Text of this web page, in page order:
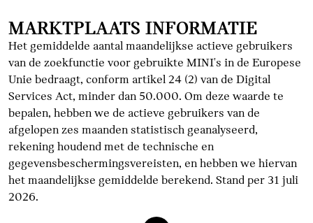
MARKTPLAATS INFORMATIE
Het gemiddelde aantal maandelijkse actieve gebruikers
van de zoekfunctie voor gebruikte MINI's in de Europese
Unie bedraagt, conform artikel 24 (2) van de Digital
Services Act, minder dan 50.000. Om deze waarde te
bepalen, hebben we de actieve gebruikers van de
afgelopen zes maanden statistisch geanalyseerd,
rekening houdend met de technische en
gegevensbeschermingsvereisten, en hebben we hiervan
het maandelijkse gemiddelde berekend. Stand per 31 juli
2026.